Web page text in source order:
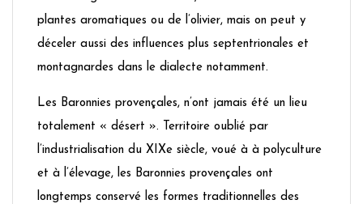
plantes aromatiques ou de l’olivier, mais on peut y
déceler aussi des influences plus septentrionales et
montagnardes dans le dialecte notamment.
Les Baronnies provençales, n’ont jamais été un lieu
totalement « désert ». Territoire oublié par
l’industrialisation du XIXe siècle, voué à à polyculture
et à l’élevage, les Baronnies provençales ont
longtemps conservé les formes traditionnelles des